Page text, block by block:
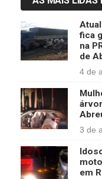
fica
na
de
4 de
3 de
em